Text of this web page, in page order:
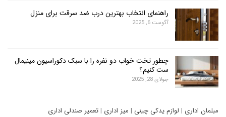
راهنمای انتخاب بهترین درب ضد سرقت برای منزل
آگوست 6, 2025
چطور تخت خواب دو نفره را با سبک دکوراسیون مینیمال
ست کنیم؟
جولای 28, 2025
|لوازم یدکی چینی|میز اداری| تعمیر صندلی اداری